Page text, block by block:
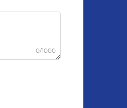
0/1000